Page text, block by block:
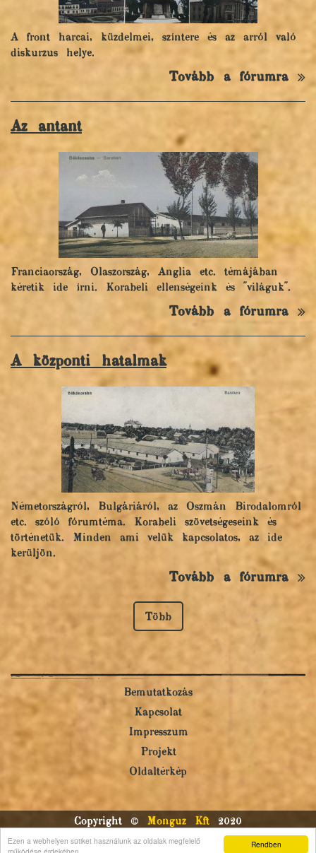
Rendben
Ezen a webhelyen sütiket használunk az oldalak megfelelő
A front harcai, küzdelmei, színtere és az arról való
diskurzus helye.
Tovább a fórumra
Az antant
Franciaország, Olaszország, Anglia etc. témájában
kéretik ide írni. Korabeli ellenségeink és "világuk".
Tovább a fórumra
A központi hatalmak
Németországról, Bulgáriáról, az Oszmán Birodalomról
etc. szóló fórumtéma. Korabeli szövetségeseink és
történetük. Minden ami velük kapcsolatos, az ide
kerüljön.
Tovább a fórumra
Több
Bemutatkozás
Kapcsolat
Impresszum
Projekt
Oldaltérkép
Copyright © Monguz Kft 2020
Powered byQulto